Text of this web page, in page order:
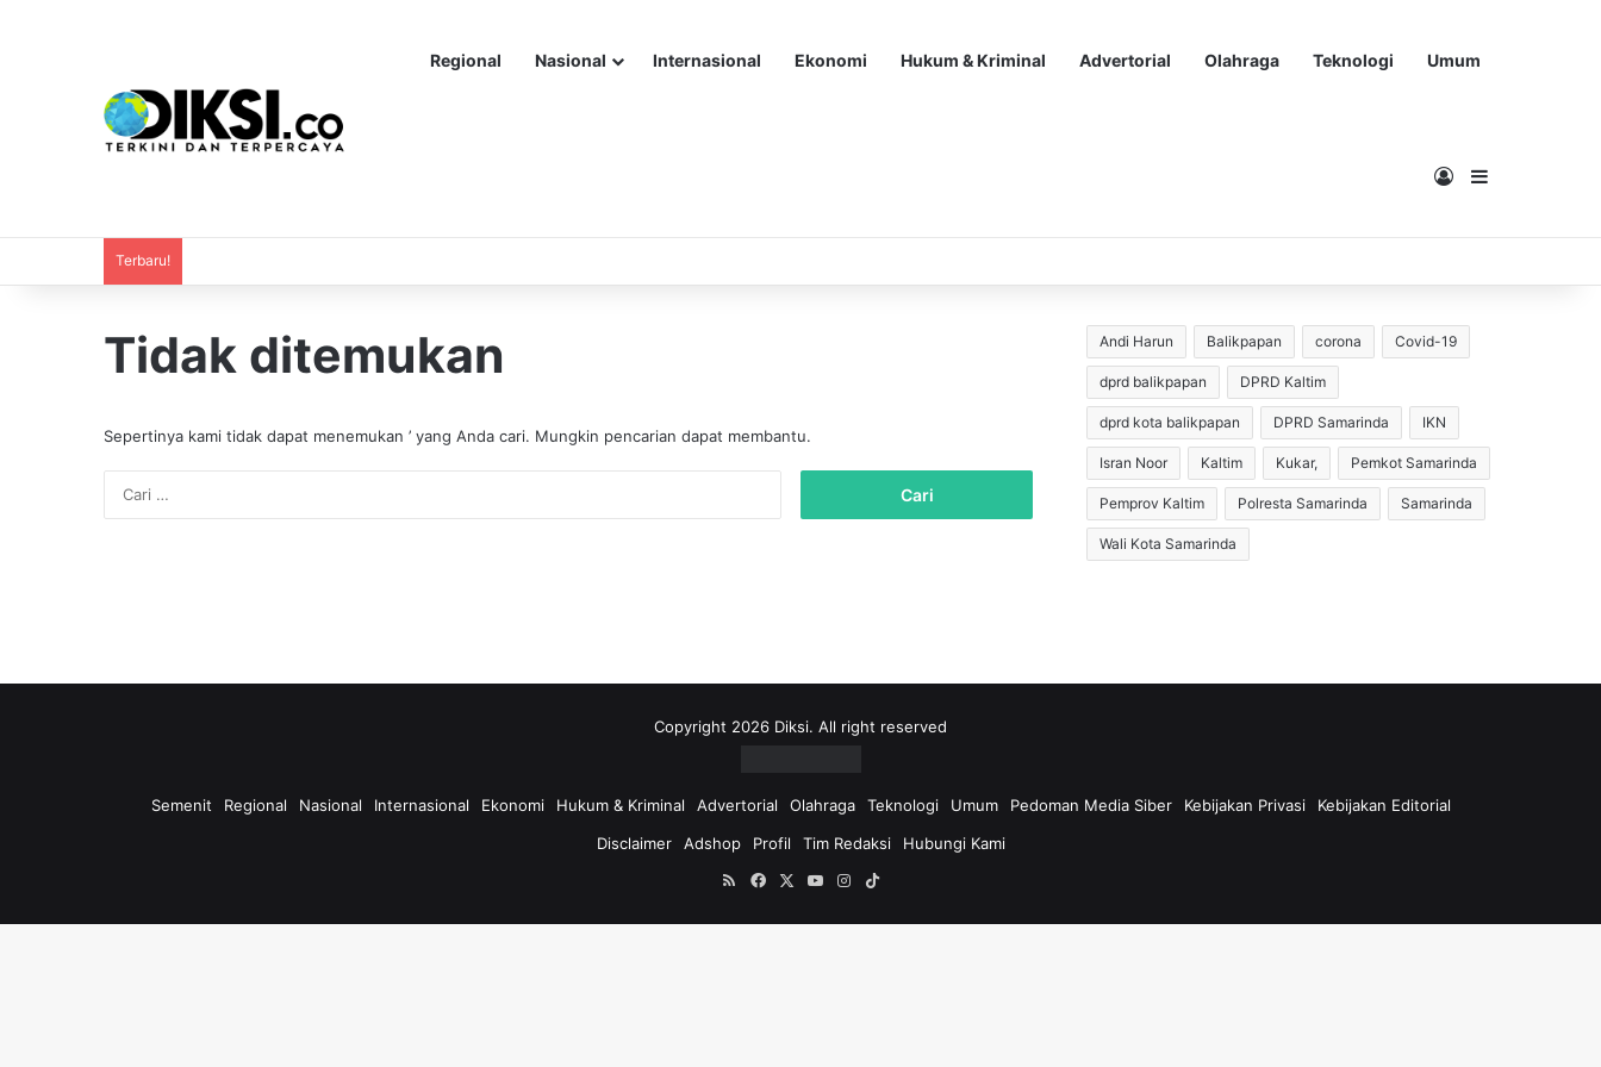
Regional Nasional Internasional Ekonomi Hukum & Kriminal Advertorial Olahraga Teknologi Umum
Masuk
Terbaru!
Tidak ditemukan
Sepertinya kami tidak dapat menemukan ’ yang Anda cari. Mungkin pencarian dapat membantu.
k
Andi Harun Balikpapan corona Covid-19
dprd balikpapan DPRD Kaltim
dprd kota balikpapan DPRD Samarinda IKN
Isran Noor Kaltim Kukar, Pemkot Samarinda
Pemprov Kaltim Polresta Samarinda Samarinda
Wali Kota Samarinda
Copyright 2026 Diksi. All right reserved
Semenit Regional Nasional Internasional Ekonomi Hukum & Kriminal Advertorial Olahraga Teknologi Umum Pedoman Media Siber Kebijakan Privasi
Kebijakan Editorial
Disclaimer
Adshop Profil Tim Redaksi
Hubungi Kami
RSSFacebookYouTubeInstagram
TikTok